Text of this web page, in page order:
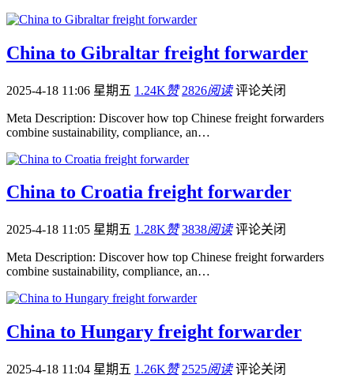
China to Gibraltar freight forwarder
2025-4-18 11:06 星期五 1.24K赞 2826阅读 评论关闭
Meta Description: Discover how top Chinese freight forwarders
combine sustainability, compliance, an…
China to Croatia freight forwarder
2025-4-18 11:05 星期五 1.28K赞 3838阅读 评论关闭
Meta Description: Discover how top Chinese freight forwarders
combine sustainability, compliance, an…
China to Hungary freight forwarder
2025-4-18 11:04 星期五 1.26K赞 2525阅读 评论关闭